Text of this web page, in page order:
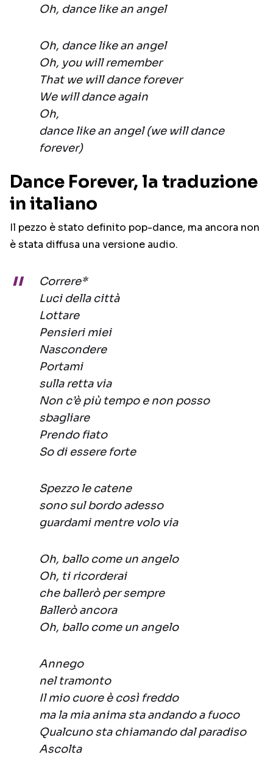
Oh, dance like an angel
Oh, dance like an angel
Oh, you will remember
That we will dance forever
We will dance again
Oh,
dance like an angel (we will dance
forever)
Dance Forever, la traduzione
in italiano
Il pezzo è stato definito pop-dance, ma ancora non
è stata diffusa una versione audio.
Correre*
Luci della città
Lottare
Pensieri miei
Nascondere
Portami
sulla retta via
Non c’è più tempo e non posso
sbagliare
Prendo fiato
So di essere forte
Spezzo le catene
sono sul bordo adesso
guardami mentre volo via
Oh, ballo come un angelo
Oh, ti ricorderai
che ballerò per sempre
Ballerò ancora
Oh, ballo come un angelo
Annego
nel tramonto
Il mio cuore è così freddo
ma la mia anima sta andando a fuoco
Qualcuno sta chiamando dal paradiso
Ascolta